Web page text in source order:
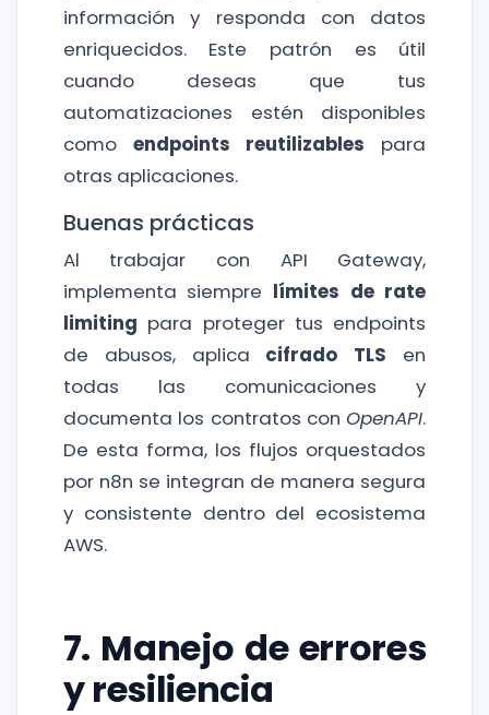
información y responda con datos
enriquecidos. Este patrón es útil
cuando deseas que tus
automatizaciones estén disponibles
como endpoints reutilizables para
otras aplicaciones.
Buenas prácticas
Al trabajar con API Gateway,
implementa siempre límites de rate
limiting para proteger tus endpoints
de abusos, aplica cifrado TLS en
todas las comunicaciones y
documenta los contratos con OpenAPI.
De esta forma, los flujos orquestados
por n8n se integran de manera segura
y consistente dentro del ecosistema
AWS.
7. Manejo de errores
y resiliencia